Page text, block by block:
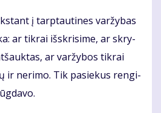
į tarp­tau­ti­nes var­žy­bas
ar tik­rai iš­skri­si­me, ar skry­
ar var­žy­bos tik­rai
ir ne­ri­mo. Tik pa­sie­kus ren­gi­